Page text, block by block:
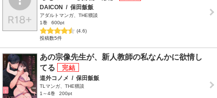
DAICON / 保田飯飯
アダルトマンガ、THE猥談
1巻
600pt
(4.6)
投稿数5件
あの宗像先生が、新人教師の私なんかに欲情し
てる
道外コノメ / 保田飯飯
TLマンガ、THE猥談
1～4巻
200pt